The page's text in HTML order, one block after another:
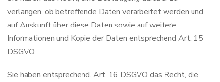
verlangen, ob betreffende Daten verarbeitet werden und
auf Auskunft über diese Daten sowie auf weitere
Informationen und Kopie der Daten entsprechend Art. 15
DSGVO.
Sie haben entsprechend. Art. 16 DSGVO das Recht, die